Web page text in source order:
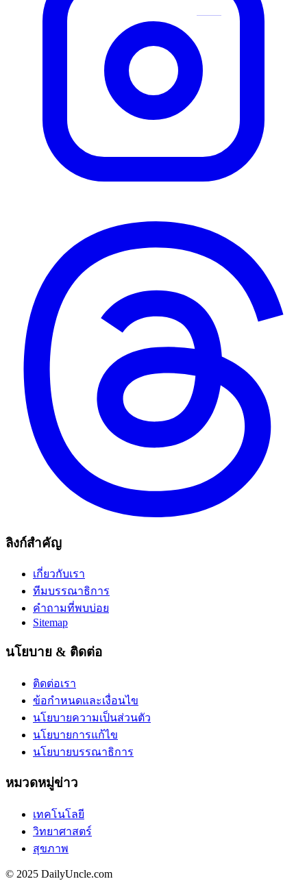
ลิงก์สำคัญ
เกี่ยวกับเรา
ทีมบรรณาธิการ
คำถามที่พบบ่อย
Sitemap
นโยบาย & ติดต่อ
ติดต่อเรา
ข้อกำหนดและเงื่อนไข
นโยบายความเป็นส่วนตัว
นโยบายการแก้ไข
นโยบายบรรณาธิการ
หมวดหมู่ข่าว
เทคโนโลยี
วิทยาศาสตร์
สุขภาพ
© 2025 DailyUncle.com